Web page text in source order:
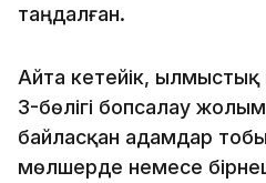
таңдалған.
Айта кетейік,
3-бөлігі бопсалау
байласқан адамдар
мөлшерде немесе